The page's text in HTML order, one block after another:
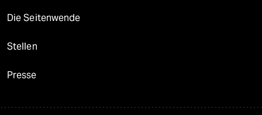
Die Seitenwende
Stellen
Presse